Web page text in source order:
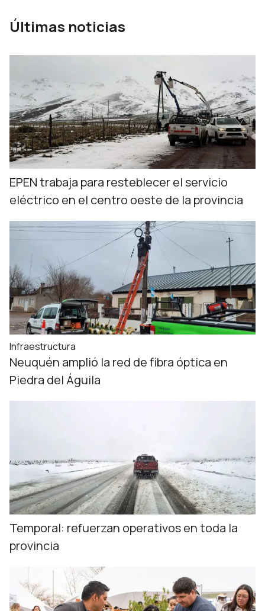
Últimas noticias
EPEN trabaja para resteblecer el servicio
eléctrico en el centro oeste de la provincia
Infraestructura
Neuquén amplió la red de fibra óptica en
Piedra del Águila
Temporal: refuerzan operativos en toda la
provincia